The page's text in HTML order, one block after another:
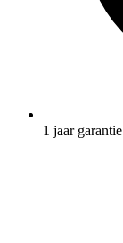
1 jaar garantie